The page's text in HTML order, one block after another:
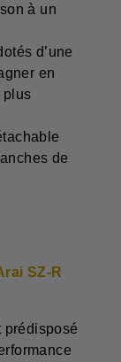
à un
d’une
en
plus
de
SZ-R
prédisposé